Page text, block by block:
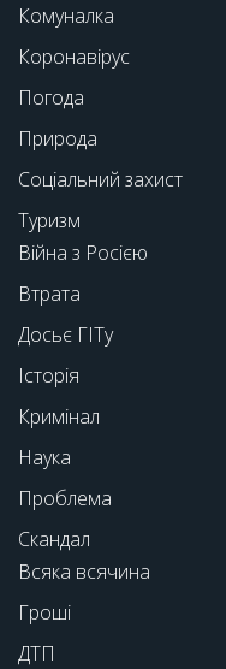
Комуналка
Коронавірус
Погода
Природа
Соціальний захист
Туризм
Війна з Росією
Втрата
Досьє ГІТу
Історія
Кримінал
Наука
Проблема
Скандал
Всяка всячина
Гроші
ДТП